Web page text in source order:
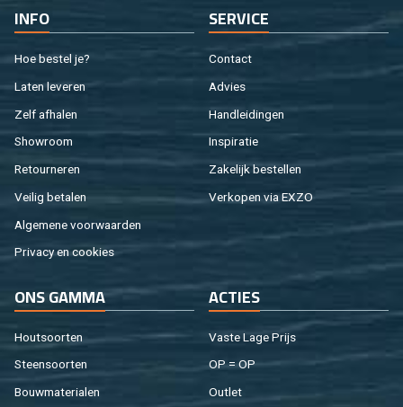
INFO
Hoe be­stel je?
Laten le­ve­ren
Zelf af­ha­len
Show­room
Re­tour­ne­ren
Vei­lig be­ta­len
Al­ge­me­ne voor­waar­den
Pri­va­cy en coo­kies
SER­VI­CE
Con­tact
Ad­vies
Hand­lei­din­gen
In­spi­ra­tie
Za­ke­lijk be­stel­len
Ver­ko­pen via EXZO
ONS GAMMA
Hout­soor­ten
Steen­soor­ten
Bouw­ma­te­ri­a­len
AC­TIES
Vaste Lage Prijs
OP = OP
Out­let